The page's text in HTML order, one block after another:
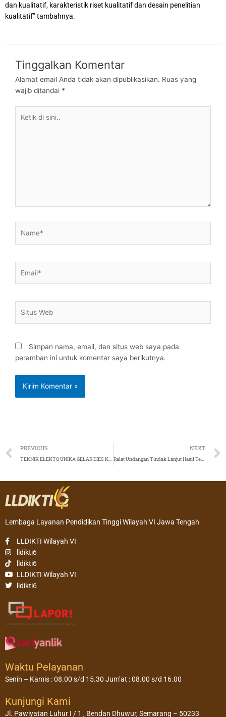
dan kualitatif, karakteristik riset kualitatif dan desain penelitian
kualitatif” tambahnya.
Tinggalkan Komentar
Alamat email Anda tidak akan dipublikasikan. Ruas yang
wajib ditandai *
Web
Simpan nama, email, dan situs web saya pada
peramban ini untuk komentar saya berikutnya.
Prev
PREVIOUS
TEKNIK ELEKTO UNIKA GELAR DIES KE 26
NEXT
Ralat Undangan Tindak Lanjut Hasil Temuan BPK RI
Lembaga Layanan Pendidikan Tinggi Wilayah VI Jawa Tengah
LLDIKTI Wilayah VI
lldikti6
lldikti6
LLDIKTI Wilayah VI
lldikti6
Waktu Pelayanan
Senin – Kamis : 08.00 s/d 15.30 Jum’at : 08.00 s/d 16.00
Kunjungi Kami
Jl. Pawiyatan Luhur I / 1 , Bendan Dhuwur, Semarang – 50233